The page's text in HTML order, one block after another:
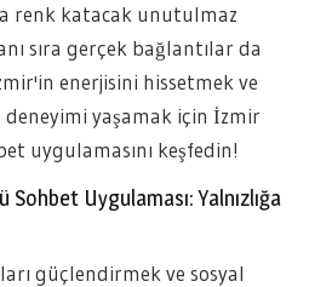
renk katacak unutulmaz
sıra gerçek bağlantılar da
enerjisini hissetmek ve
yaşamak için İzmir
uygulamasını keşfedin!
Uygulaması: Yalnızlığa
güçlendirmek ve sosyal